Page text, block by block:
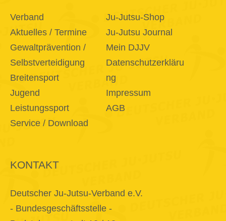
Verband
Aktuelles / Termine
Gewaltprävention /
Selbstverteidigung
Breitensport
Jugend
Leistungssport
Service / Download
Ju-Jutsu-Shop
Ju-Jutsu Journal
Mein DJJV
Datenschutzerkläru
ng
Impressum
AGB
KONTAKT
Deutscher Ju-Jutsu-Verband e.V.
- Bundesgeschäftsstelle -